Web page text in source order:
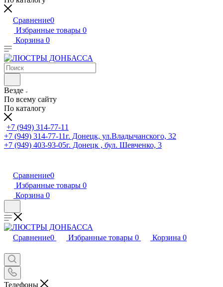
Сравнение0
Избранные товары 0
Корзина 0
Везде
По всему сайту
По каталогу
+7 (949) 314-77-11
+7 (949) 314-77-11г. Донецк, ул.Владычанского, 32
+7 (949) 403-93-05г. Донецк , бул. Шевченко, 3
Сравнение0
Избранные товары 0
Корзина 0
Сравнение0 Избранные товары 0 Корзина 0
Телефоны